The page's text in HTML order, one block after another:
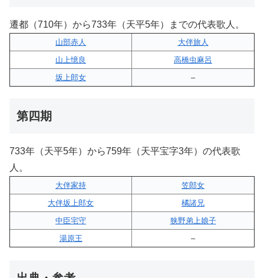
遷都（710年）から733年（天平5年）までの代表歌人。
山部赤人
大伴旅人
山上憶良
高橋虫麻呂
坂上郎女
–
第四期
733年（天平5年）から759年（天平宝字3年）の代表歌
人。
大伴家持
笠郎女
大伴坂上郎女
橘諸兄
中臣宅守
狭野弟上娘子
湯原王
–